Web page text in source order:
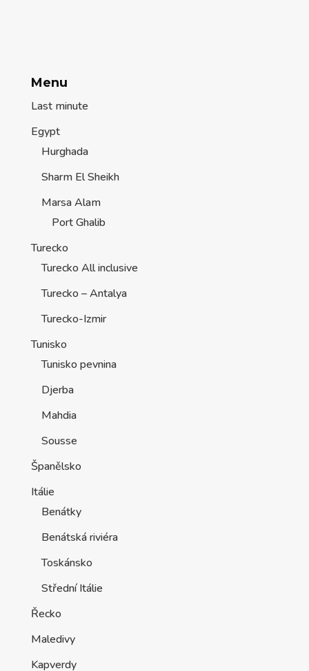
Menu
Last minute
Egypt
Hurghada
Sharm El Sheikh
Marsa Alam
Port Ghalib
Turecko
Turecko All inclusive
Turecko – Antalya
Turecko-Izmir
Tunisko
Tunisko pevnina
Djerba
Mahdia
Sousse
Španělsko
Itálie
Benátky
Benátská riviéra
Toskánsko
Střední Itálie
Řecko
Maledivy
Kapverdy